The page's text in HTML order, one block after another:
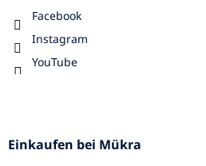
Facebook
Instagram
YouTube
Einkaufen bei Mükra